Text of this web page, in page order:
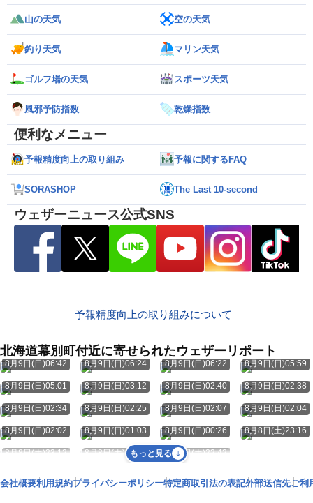
山の天気 空の天気
釣り天気 マリン天気
ゴルフ場の天気 スポーツ天気
風邪予防指数 乾燥指数
便利なメニュー
予報精度向上の取り組み 予報に関するFAQ
SORASHOP The Last 10-second
ウェザーニュース公式SNS
予報精度向上の取り組みについて
北海道幕別町付近に寄せられたウェザーリポート
8月9日(日)06:42 8月9日(日)06:24 8月9日(日)06:22 8月9日(日)05:59
8月9日(日)05:01 8月9日(日)03:12 8月9日(日)02:40 8月9日(日)02:38
8月9日(日)02:34 8月9日(日)02:25 8月9日(日)02:07 8月9日(日)02:04
8月9日(日)02:02 8月9日(日)01:03 8月9日(日)00:26 8月8日(土)23:16
8月8日(土)23:12 8月8日(土)22:46 8月8日(土)22:42
もっと見る
会社概要利用規約プライバシーポリシー特定商取引法の表記外部送信先ご利